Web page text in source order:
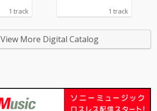
1 track 1 track
View More Digital Catalog